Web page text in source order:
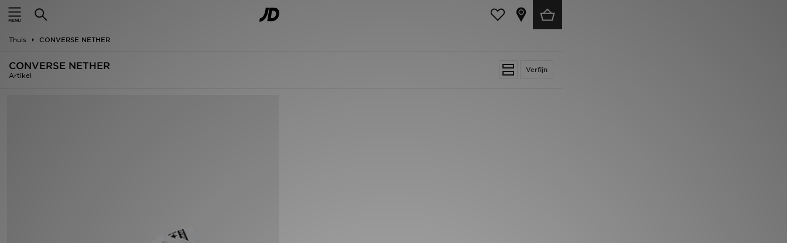
Thuis CONVERSE NETHER
Verfijn
CONVERSE NETHER
Artikel
Home
New In